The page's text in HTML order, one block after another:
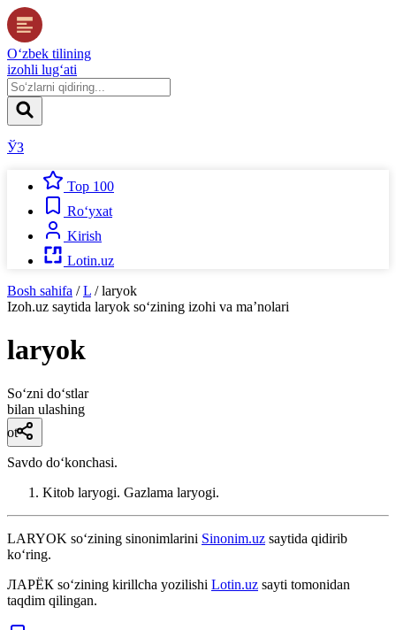
O‘zbek tilining
izohli lug‘ati
ЎЗ
Top 100
Ro‘yxat
Kirish
Lotin.uz
Bosh sahifa / L / laryok
Izoh.uz saytida laryok so‘zining izohi va ma’nolari
laryok
So‘zni do‘stlar
bilan ulashing
ot
Savdo doʻkonchasi.
Kitob laryogi. Gazlama laryogi.
LARYOK so‘zining sinonimlarini Sinonim.uz saytida qidirib
ko‘ring.
ЛАРЁК so‘zining kirillcha yozilishi Lotin.uz sayti tomonidan
taqdim qilingan.